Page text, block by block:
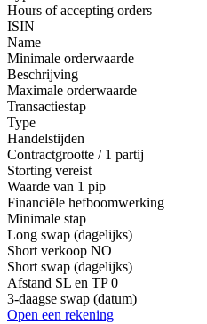
Hours of accepting orders
ISIN
Name
Minimale orderwaarde
Beschrijving
Maximale orderwaarde
Transactiestap
Type
Handelstijden
Contractgrootte / 1 partij
Storting vereist
Waarde van 1 pip
Financiële hefboomwerking
Minimale stap
Long swap (dagelijks)
Short verkoop NO
Short swap (dagelijks)
Afstand SL en TP 0
3-daagse swap (datum)
Open een rekening